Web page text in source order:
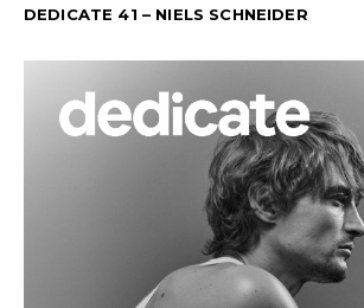
DEDICATE 41 – NIELS SCHNEIDER